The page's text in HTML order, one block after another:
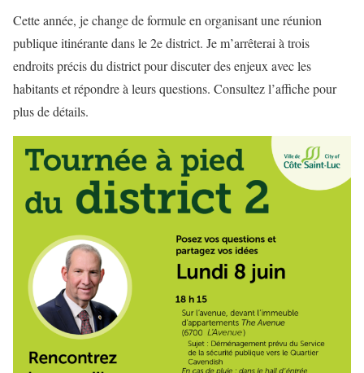
Cette année, je change de formule en organisant une réunion
publique itinérante dans le 2e district. Je m’arrêterai à trois
endroits précis du district pour discuter des enjeux avec les
habitants et répondre à leurs questions. Consultez l’affiche pour
plus de détails.